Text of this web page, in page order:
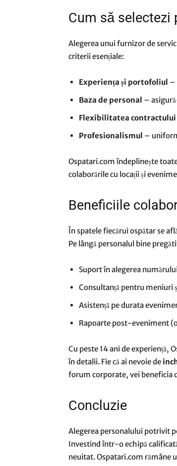
Cum să selectezi
Alegerea unui furnizor de
criterii esențiale:
Experiența și portofoliul –
Baza de personal –
Flexibilitatea contractului
Profesionalismul –
Ospatari.com îndeplinește
colaborările cu locații și
Beneficiile
În spatele fiecărui ospătar se
Pe lângă personalul bine
Suport în alegerea
Consultanță pentru meniuri
Asistență pe durata
Rapoarte post-eveniment
Cu peste 14 ani de experiență,
în detalii. Fie că ai nevoie de
forum corporate, vei beneficia
Concluzie
Alegerea personalului potrivit
Investind într-o echipă
neuitat. Ospatari.com rămâne